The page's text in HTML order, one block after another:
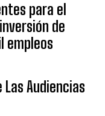
para el
de
empleos
Las Audiencias